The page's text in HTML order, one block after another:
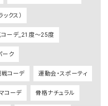
クス）
コーデ_21度～25度
ーク
戦コーデ 運動会・スポーティ
コーデ 骨格ナチュラル